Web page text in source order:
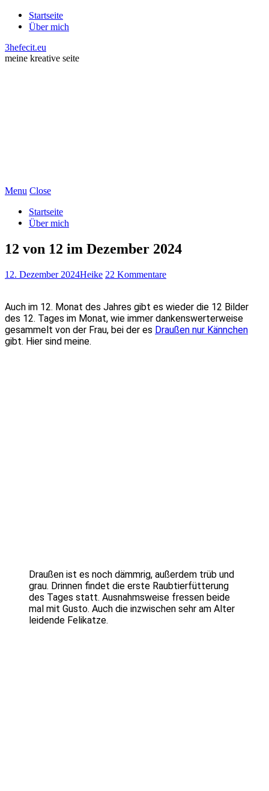
Startseite
Über mich
3hefecit.eu
meine kreative seite
Menu Close
Startseite
Über mich
12 von 12 im Dezember 2024
12. Dezember 2024Heike 22 Kommentare
Auch im 12. Monat des Jahres gibt es wieder die 12 Bilder
des 12. Tages im Monat, wie immer dankenswerterweise
gesammelt von der Frau, bei der es Draußen nur Kännchen
gibt. Hier sind meine.
Draußen ist es noch dämmrig, außerdem trüb und
grau. Drinnen findet die erste Raubtierfütterung
des Tages statt. Ausnahmsweise fressen beide
mal mit Gusto. Auch die inzwischen sehr am Alter
leidende Felikatze.